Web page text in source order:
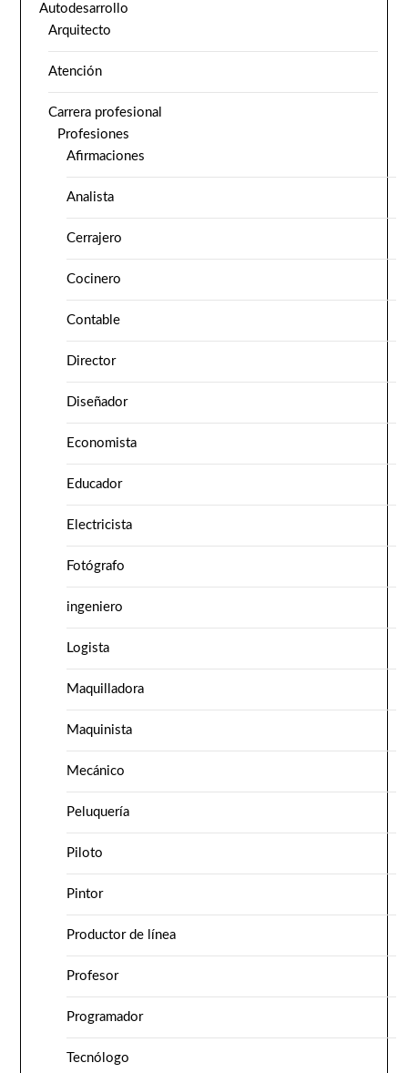
Autodesarrollo
Arquitecto
Atención
Carrera profesional
Profesiones
Afirmaciones
Analista
Cerrajero
Cocinero
Contable
Director
Diseñador
Economista
Educador
Electricista
Fotógrafo
ingeniero
Logista
Maquilladora
Maquinista
Mecánico
Peluquería
Piloto
Pintor
Productor de línea
Profesor
Programador
Tecnólogo